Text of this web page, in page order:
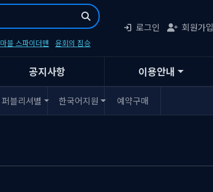
마블 스파이더맨 윤회의 짐승
로그인 회원가입
공지사항 이용안내
퍼블리셔별 한국어지원 예약구매